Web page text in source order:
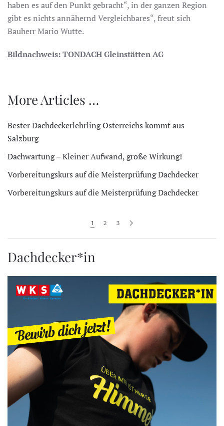
haben es auf den Punkt gebracht“, in der ganzen Region
gibt es nichts annähernd Vergleichbares“, freut sich
Bauherr Mario Wutte.
Bildnachweis: TONDACH Gleinstätten AG
More Articles …
Bester Dachdeckerlehrling Österreichs kommt aus
Salzburg
Dachwartung – Kleiner Aufwand, große Wirkung!
Vorbereitungskurs auf die Meisterprüfung Dachdecker
Vorbereitungskurs auf die Meisterprüfung Dachdecker
1 2 3
Dachdecker*in